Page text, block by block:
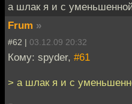
а шлак я и с
Frum »
#62 | 03.12.09 20:32
Кому: spyder, #61
> а шлак я и с